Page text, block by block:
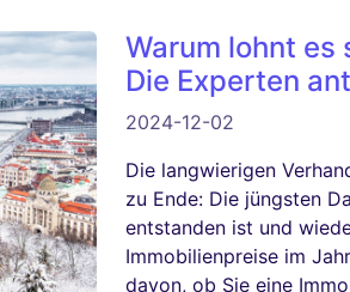
Warum lohnt es
Die Experten
2024-12-02
Die langwierigen
zu Ende: Die jüngsten
entstanden ist und
Immobilienpreise im
davon, ob Sie eine